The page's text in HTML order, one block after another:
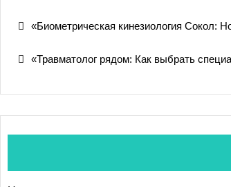
«Биометрическая кинезиология Сокол:
«Травматолог рядом: Как выбрать